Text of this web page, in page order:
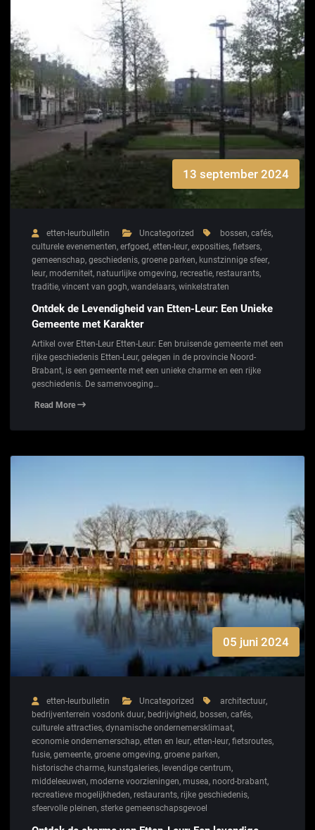
13 september 2024
etten-leurbulletin Uncategorized bossen, cafés,
culturele evenementen, erfgoed, etten-leur, exposities, fietsers,
gemeenschap, geschiedenis, groene parken, kunstzinnige sfeer,
leur, moderniteit, natuurlijke omgeving, recreatie, restaurants,
traditie, vincent van gogh, wandelaars, winkelstraten
Ontdek de Levendigheid van Etten-Leur: Een Unieke
Gemeente met Karakter
Artikel over Etten-Leur Etten-Leur: Een bruisende gemeente met een
rijke geschiedenis Etten-Leur, gelegen in de provincie Noord-
Brabant, is een gemeente met een unieke charme en een rijke
geschiedenis. De samenvoeging…
Read More
05 juni 2024
etten-leurbulletin Uncategorized architectuur,
bedrijventerrein vosdonk duur, bedrijvigheid, bossen, cafés,
culturele attracties, dynamische ondernemersklimaat,
economie ondernemerschap, etten en leur, etten-leur, fietsroutes,
fusie, gemeente, groene omgeving, groene parken,
historische charme, kunstgaleries, levendige centrum,
middeleeuwen, moderne voorzieningen, musea, noord-brabant,
recreatieve mogelijkheden, restaurants, rijke geschiedenis,
sfeervolle pleinen, sterke gemeenschapsgevoel